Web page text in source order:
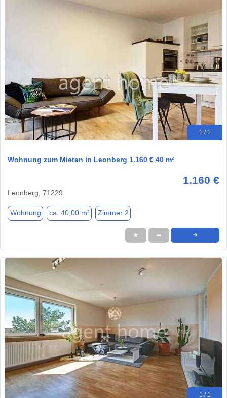
1 / 1
Wohnung zum Mieten in Leonberg 1.160 € 40 m²
1.160 €
Leonberg, 71229
Wohnung ca. 40,00 m² Zimmer 2
★ ➦ ➜
1 / 1